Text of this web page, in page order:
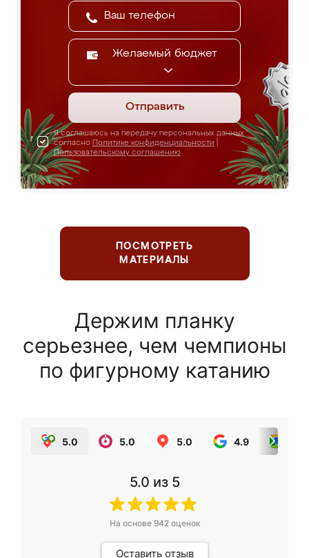
Желаемый бюджет
Отправить
Я соглашаюсь на передачу персональных данных
согласно Политике конфиденциальности
Пользовательскому соглашению
ПОСМОТРЕТЬ
МАТЕРИАЛЫ
Держим планку
серьезнее, чем чемпионы
по фигурному катанию
5.0 5.0 5.0 4.9
5.0 из 5
На основе 942оценок
Оставить отзыв